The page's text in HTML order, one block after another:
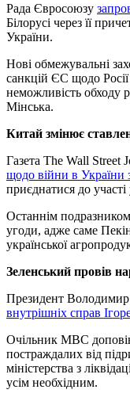
Рада Євросоюзу
Білорусі через її
України.
Нові обмежувальні
санкцій ЄС щодо Росії
неможливість обходу
Мінська.
Китай змінює
Газета The Wall Street
щодо війни в України
приєднатися до участі
Останнім подразником
угоди, адже саме
української
Зеленський провів
Президент Володимир
внутрішніх справ
Очільник МВС
постраждалих від
міністерства з
усім необхідним.